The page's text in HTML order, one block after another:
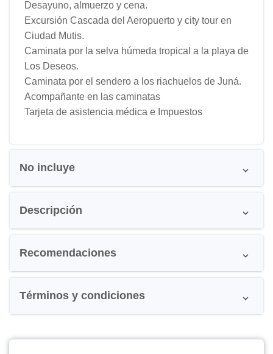
Desayuno, almuerzo y cena.
Excursión Cascada del Aeropuerto y city tour en
Ciudad Mutis.
Caminata por la selva húmeda tropical a la playa de
Los Deseos.
Caminata por el sendero a los riachuelos de Juná.
Acompañante en las caminatas
Tarjeta de asistencia médica e Impuestos
No incluye
Descripción
Recomendaciones
Términos y condiciones